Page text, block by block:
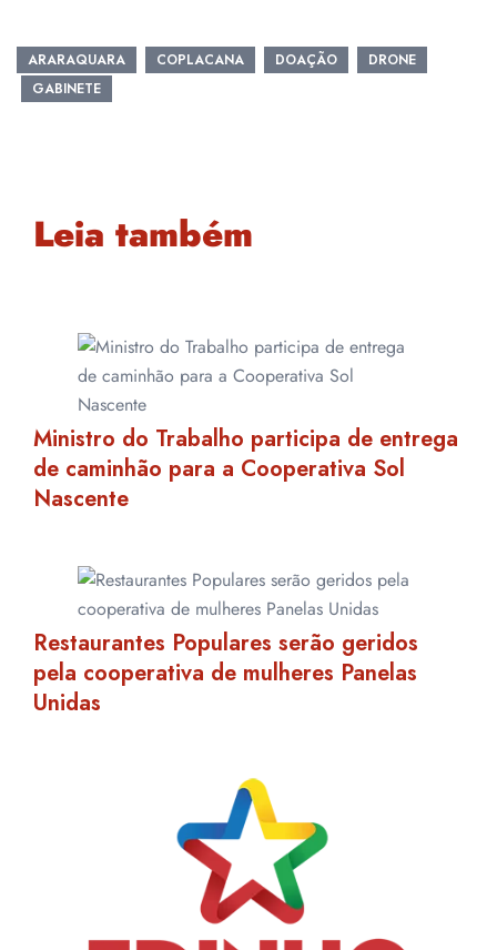
ARARAQUARA COPLACANA DOAÇÃO
DRONE
GABINETE
Leia também
Ministro do Trabalho participa de entrega
de caminhão para a Cooperativa Sol
Nascente
Restaurantes Populares serão geridos
pela cooperativa de mulheres Panelas
Unidas